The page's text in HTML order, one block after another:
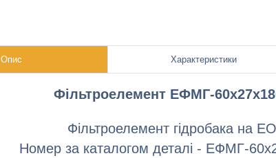
Опис Характеристики
Фільтроелемент ЕФМГ-
Фільтроелемент гідробака на
Номер за каталогом деталі - ЕФМГ-